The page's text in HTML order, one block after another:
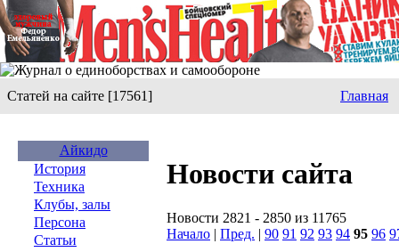
Статей на сайте [17561] Главная
Айкидо
История
Техника
Клубы, залы
Персона
Статьи
Новости сайта
Новости 2821 - 2850 из 11765
Начало | Пред. | 90 91 92 93 94 95 96